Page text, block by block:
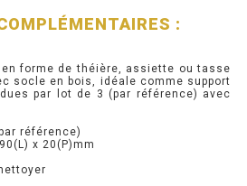
300 VITRÉE
400 VITRÉE
300 INOX
:
forme de théière, assiette ou tasse
socle en bois, idéale comme support
par lot de 3 (par référence) avec
référence)
x 20(P)mm